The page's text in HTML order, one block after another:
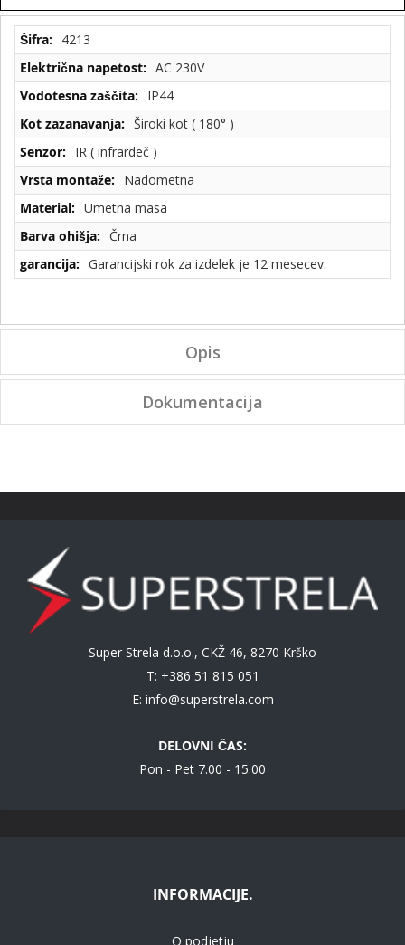
Tehnične
specifikacije
4213
AC 230V
IP44
Široki kot ( 180° )
IR ( infrardeč )
Nadometna
Umetna masa
Črna
Garancijski rok za izdelek je 12 mesecev.
Opis
Dokumentacija
Super Strela d.o.o., CKŽ 46, 8270 Krško
T: +386 51 815 051
E: info@superstrela.com
DELOVNI ČAS:
Pon - Pet 7.00 - 15.00
INFORMACIJE.
O podjetju